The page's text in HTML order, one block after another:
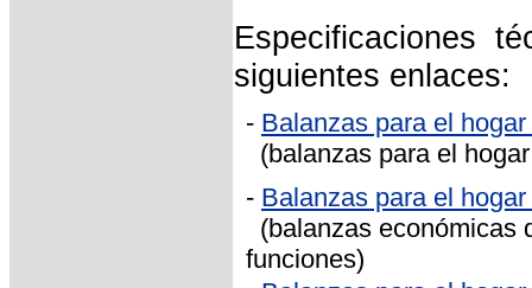
Especificaciones
siguientes enlaces:
- Balanzas para el
(balanzas para el
- Balanzas para el
(balanzas económicas
funciones)